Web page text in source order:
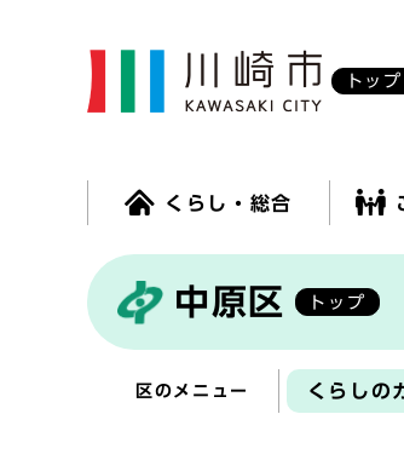
トップ
くらし・総合
中原区 トップ
区のメニュー くらしの